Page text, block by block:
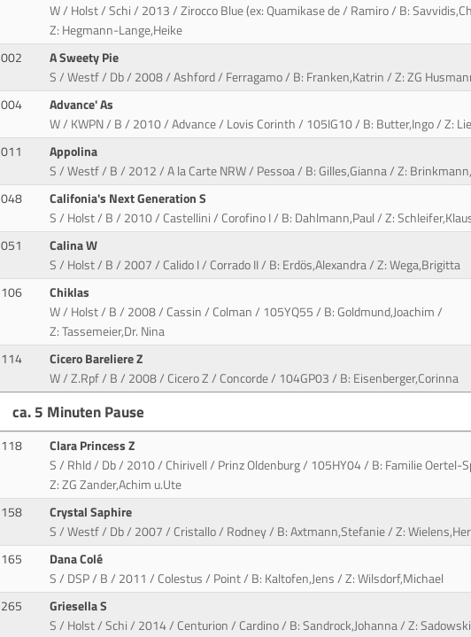
W / Holst / Schi / 2013 / Zirocco Blue (ex: Quamikase de / Ramiro / B:
Z: Hegmann-Lange,Heike
002
A Sweety Pie
S / Westf / Db / 2008 / Ashford / Ferragamo / B: Franken,Katrin / Z: ZG
004
Advance' As
W / KWPN / B / 2010 / Advance / Lovis Corinth / 105IG10 / B: Butter,Ingo / Z:
011
Appolina
S / Westf / B / 2012 / A la Carte NRW / Pessoa / B: Gilles,Gianna / Z:
048
Califonia's Next Generation S
S / Holst / B / 2010 / Castellini / Corofino I / B: Dahlmann,Paul / Z:
051
Calina W
S / Holst / B / 2007 / Calido I / Corrado II / B: Erdös,Alexandra / Z: Wega,Brigitta
106
Chiklas
W / Holst / B / 2008 / Cassin / Colman / 105YQ55 / B: Goldmund,Joachim /
Z: Tassemeier,Dr. Nina
114
Cicero Bareliere Z
W / Z.Rpf / B / 2008 / Cicero Z / Concorde / 104GP03 / B: Eisenberger,Corinna
ca. 5 Minuten Pause
118
Clara Princess Z
S / Rhld / Db / 2010 / Chirivell / Prinz Oldenburg / 105HY04 / B: Familie Oertel-
Z: ZG Zander,Achim u.Ute
158
Crystal Saphire
S / Westf / Db / 2007 / Cristallo / Rodney / B: Axtmann,Stefanie / Z:
165
Dana Colé
S / DSP / B / 2011 / Colestus / Point / B: Kaltofen,Jens / Z: Wilsdorf,Michael
265
Griesella S
S / Holst / Schi / 2014 / Centurion / Cardino / B: Sandrock,Johanna / Z: